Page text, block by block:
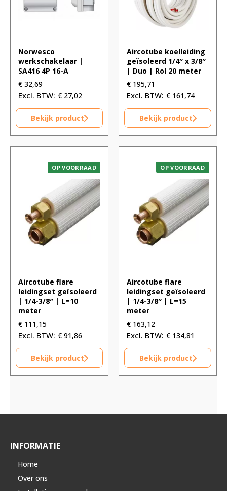
Norwesco
werkschakelaar |
SA416 4P 16-A
€ 32,69
€ 27,02
Bekijk product
Aircotube koelleiding
geïsoleerd 1/4″ x 3/8″
| Duo | Rol 20 meter
€ 195,71
€ 161,74
Bekijk product
OP VOORRAAD
Aircotube flare
leidingset geïsoleerd
| 1/4-3/8″ | L=10
meter
€ 111,15
€ 91,86
Bekijk product
OP VOORRAAD
Aircotube flare
leidingset geïsoleerd
| 1/4-3/8″ | L=15
meter
€ 163,12
€ 134,81
Bekijk product
INFORMATIE
Home
Over ons